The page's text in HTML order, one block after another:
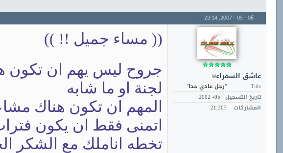
06 - 05 - 2007,
23:14
عاشق السمراء
Title
"رجل عادي جدا"
تاريخ التسجيل 05- 2002
المشاركات
21,307
(( مساء جميل !! ))
جروح ليس يهم ان تكون
لجنة او ما شابه
المهم ان تكون هناك
اتمنى فقط ان يكون
تخطه اناملك مع الشكر